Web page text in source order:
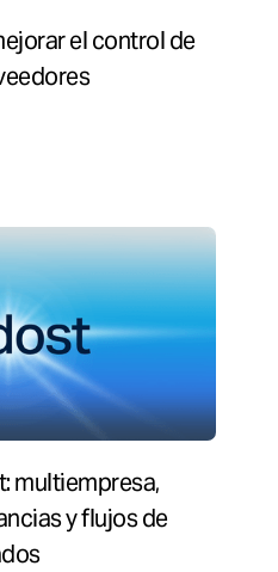
el control de
multiempresa,
y flujos de